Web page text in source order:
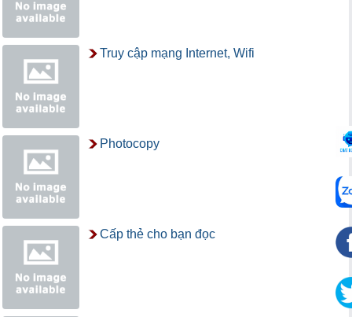
Truy cập mạng Internet, Wifi
Photocopy
Cấp thẻ cho bạn đọc